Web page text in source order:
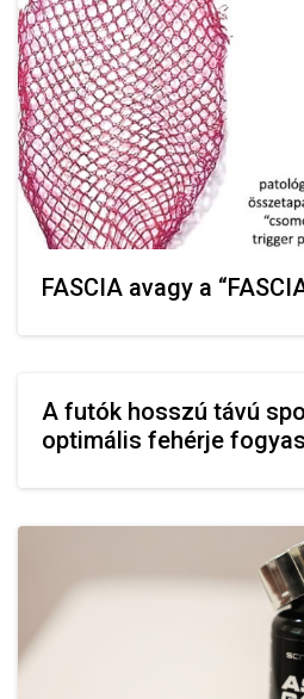
FASCIA avagy a
A futók hosszú távú
optimális fehérje